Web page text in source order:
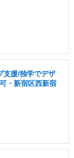
支援/独学でデザ
・新宿区西新宿